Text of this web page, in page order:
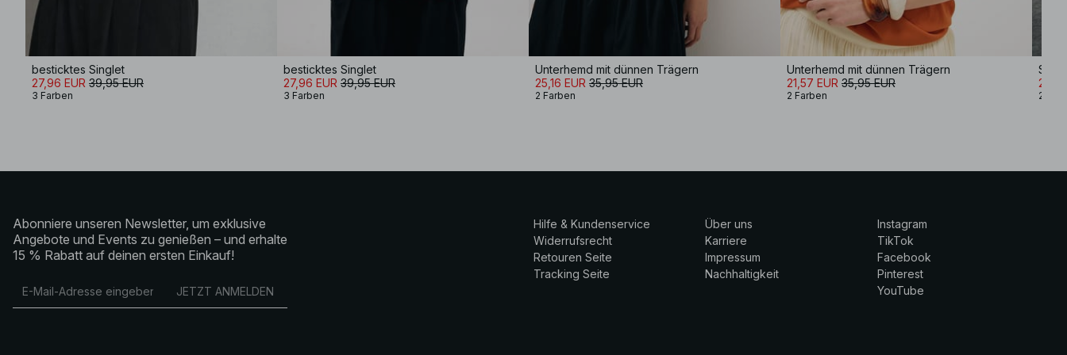
besticktes Singlet
27,96 EUR 39,95 EUR
3 Farben
besticktes Singlet
27,96 EUR 39,95 EUR
3 Farben
Unterhemd mit dünnen Trägern
25,16 EUR 35,95 EUR
2 Farben
Unterhemd mit dünnen Trägern
21,57 EUR 35,95 EUR
2 Farben
Slit
2
Abonniere unseren Newsletter, um exklusive
Angebote und Events zu genießen – und erhalte
15 % Rabatt auf deinen ersten Einkauf!
JETZT ANMELDEN
Hilfe & Kundenservice
Widerrufsrecht
Retouren Seite
Tracking Seite
Über uns
Karriere
Impressum
Nachhaltigkeit
Instagram
TikTok
Facebook
Pinterest
YouTube